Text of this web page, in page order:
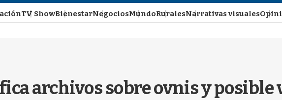
TV ShowBienestarNegociosMundoRuralesNarrativas visuales
archivos sobre ovnis y